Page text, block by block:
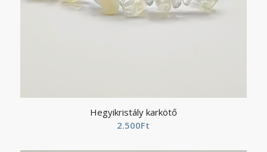
Hegyikristály karkötő
2.500Ft